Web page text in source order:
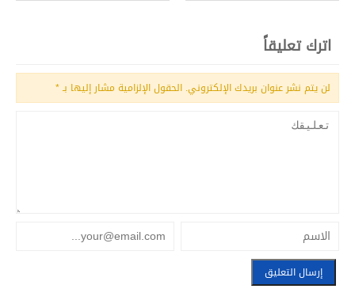
اترك تعليقاً
لن يتم نشر عنوان بريدك الإلكتروني. الحقول الإلزامية مشار إليها بـ*